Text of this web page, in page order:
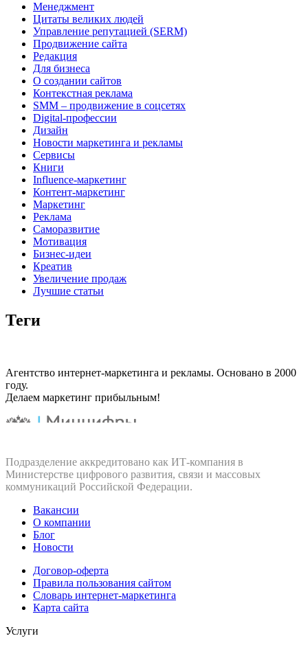
Менеджмент
Цитаты великих людей
Управление репутацией (SERM)
Продвижение сайта
Редакция
Для бизнеса
О создании сайтов
Контекстная реклама
SMM – продвижение в соцсетях
Digital-профессии
Дизайн
Новости маркетинга и рекламы
Сервисы
Книги
Influence-маркетинг
Контент-маркетинг
Маркетинг
Реклама
Саморазвитие
Мотивация
Бизнес-идеи
Креатив
Увеличение продаж
Лучшие статьи
Теги
Агентство интернет-маркетинга и рекламы. Основано в 2000
году.
Делаем маркетинг прибыльным!
Подразделение аккредитовано как ИТ‑компания в
Министерстве цифрового развития, связи и массовых
коммуникаций Российской Федерации.
Вакансии
О компании
Блог
Новости
Договор-оферта
Правила пользования сайтом
Словарь интернет-маркетинга
Карта сайта
Услуги